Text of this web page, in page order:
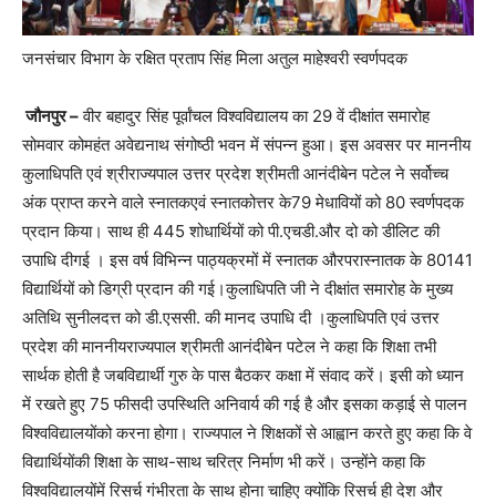
जनसंचार विभाग के रक्षित प्रताप सिंह मिला अतुल माहेश्वरी स्वर्णपदक
जौनपुर –वीर बहादुर सिंह पूर्वांचल विश्वविद्यालय का 29 वें दीक्षांत समारोह
सोमवार कोमहंत अवेद्यनाथ संगोष्ठी भवन में संपन्न हुआ। इस अवसर पर माननीय
कुलाधिपति एवं श्रीराज्यपाल उत्तर प्रदेश श्रीमती आनंदीबेन पटेल ने सर्वोच्च
अंक प्राप्त करने वाले स्नातकएवं स्नातकोत्तर के79 मेधावियों को 80 स्वर्णपदक
प्रदान किया। साथ ही 445 शोधार्थियों को पी.एचडी.और दो को डीलिट की
उपाधि दीगई । इस वर्ष विभिन्न पाठ्यक्रमों में स्नातक औरपरास्नातक के 80141
विद्यार्थियों को डिग्री प्रदान की गई।कुलाधिपति जी ने दीक्षांत समारोह के मुख्य
अतिथि सुनीलदत्त को डी.एससी. की मानद उपाधि दी ।कुलाधिपति एवं उत्तर
प्रदेश की माननीयराज्यपाल श्रीमती आनंदीबेन पटेल ने कहा कि शिक्षा तभी
सार्थक होती है जबविद्यार्थी गुरु के पास बैठकर कक्षा में संवाद करें। इसी को ध्यान
में रखते हुए 75 फीसदी उपस्थिति अनिवार्य की गई है और इसका कड़ाई से पालन
विश्वविद्यालयोंको करना होगा। राज्यपाल ने शिक्षकों से आह्वान करते हुए कहा कि वे
विद्यार्थियोंकी शिक्षा के साथ-साथ चरित्र निर्माण भी करें। उन्होंने कहा कि
विश्वविद्यालयोंमें रिसर्च गंभीरता के साथ होना चाहिए क्योंकि रिसर्च ही देश और